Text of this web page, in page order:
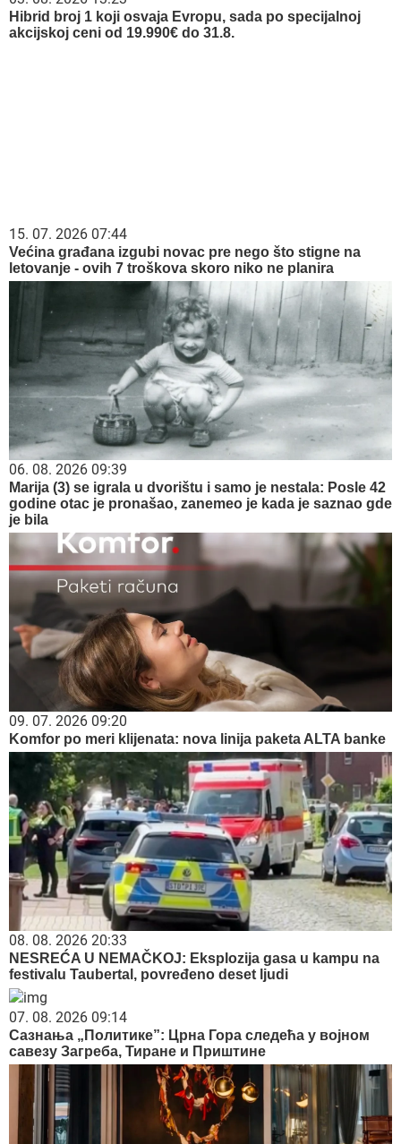
Hibrid broj 1 koji osvaja Evropu, sada po specijalnoj
akcijskoj ceni od 19.990€ do 31.8.
15. 07. 2026 07:44
Većina građana izgubi novac pre nego što stigne na
letovanje - ovih 7 troškova skoro niko ne planira
06. 08. 2026 09:39
Marija (3) se igrala u dvorištu i samo je nestala: Posle 42
godine otac je pronašao, zanemeo je kada je saznao gde
je bila
09. 07. 2026 09:20
Komfor po meri klijenata: nova linija paketa ALTA banke
08. 08. 2026 20:33
NESREĆA U NEMAČKOJ: Eksplozija gasa u kampu na
festivalu Taubertal, povređeno deset ljudi
07. 08. 2026 09:14
Сазнања „Политике”: Црна Гора следећа у војном
савезу Загреба, Тиране и Приштине